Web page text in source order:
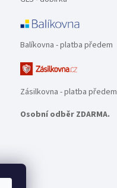
Balíkovna - platba předem
Zásilkovna - platba předem
Osobní odběr ZDARMA.